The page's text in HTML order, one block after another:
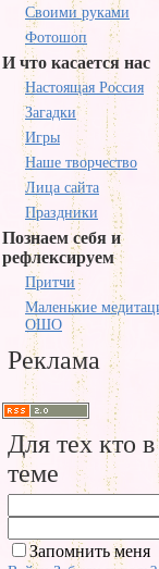
Своими руками
Фотошоп
И что касается нас
Настоящая Россия
Загадки
Игры
Наше творчество
Лица сайта
Праздники
Познаем себя и
рефлексируем
Притчи
Маленькие
ОШО
Реклама
Для тех кто в
теме
Запомнить меня